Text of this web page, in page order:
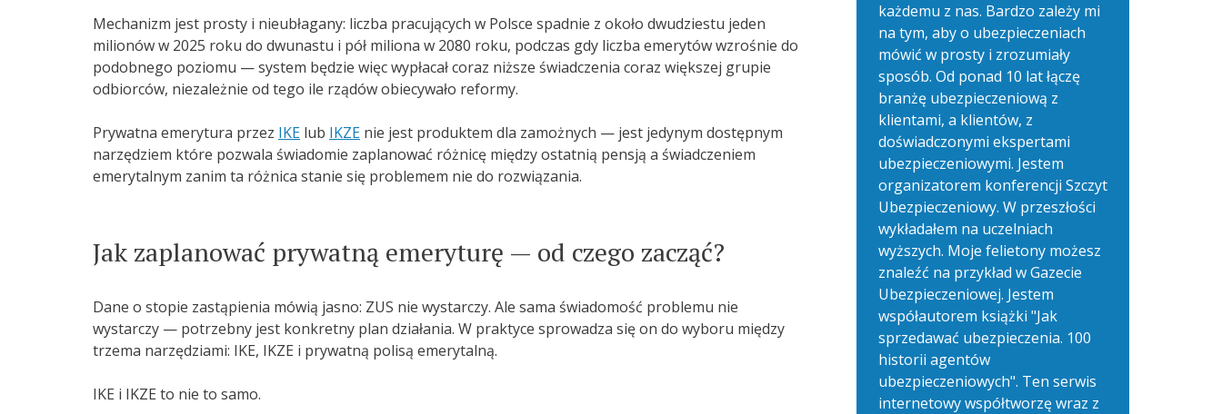
Mechanizm jest prosty i nieubłagany: liczba pracujących w Polsce spadnie z około dwudziestu jeden
milionów w 2025 roku do dwunastu i pół miliona w 2080 roku, podczas gdy liczba emerytów wzrośnie do
podobnego poziomu — system będzie więc wypłacał coraz niższe świadczenia coraz większej grupie
odbiorców, niezależnie od tego ile rządów obiecywało reformy.
Prywatna emerytura przez IKE lub IKZE nie jest produktem dla zamożnych — jest jedynym dostępnym
narzędziem które pozwala świadomie zaplanować różnicę między ostatnią pensją a świadczeniem
emerytalnym zanim ta różnica stanie się problemem nie do rozwiązania.
Jak zaplanować prywatną emeryturę — od czego zacząć?
Dane o stopie zastąpienia mówią jasno: ZUS nie wystarczy. Ale sama świadomość problemu nie
wystarczy — potrzebny jest konkretny plan działania. W praktyce sprowadza się on do wyboru między
trzema narzędziami: IKE, IKZE i prywatną polisą emerytalną.
IKE i IKZE to nie to samo.
każdemu z nas. Bardzo zależy mi
na tym, aby o ubezpieczeniach
mówić w prosty i zrozumiały
sposób. Od ponad 10 lat łączę
branżę ubezpieczeniową z
klientami, a klientów, z
doświadczonymi ekspertami
ubezpieczeniowymi. Jestem
organizatorem konferencji Szczyt
Ubezpieczeniowy. W przeszłości
wykładałem na uczelniach
wyższych. Moje felietony możesz
znaleźć na przykład w Gazecie
Ubezpieczeniowej. Jestem
współautorem książki "Jak
sprzedawać ubezpieczenia. 100
historii agentów
ubezpieczeniowych". Ten serwis
internetowy współtworzę wraz z